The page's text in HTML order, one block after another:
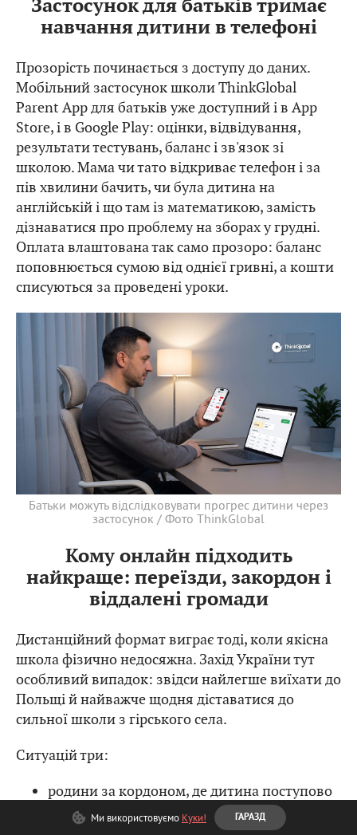
Застосунок для батьків тримає
навчання дитини в телефоні
Прозорість починається з доступу до даних.
Мобільний застосунок школи ThinkGlobal
Parent App для батьків уже доступний і в App
Store, і в Google Play: оцінки, відвідування,
результати тестувань, баланс і зв'язок зі
школою. Мама чи тато відкриває телефон і за
пів хвилини бачить, чи була дитина на
англійській і що там із математикою, замість
дізнаватися про проблему на зборах у грудні.
Оплата влаштована так само прозоро: баланс
поповнюється сумою від однієї гривні, а кошти
списуються за проведені уроки.
Батьки можуть відслідковувати прогрес дитини через
застосунок / Фото ThinkGlobal
Кому онлайн підходить
найкраще: переїзди, закордон і
віддалені громади
Дистанційний формат виграє тоді, коли якісна
школа фізично недосяжна. Захід України тут
особливий випадок: звідси найлегше виїхати до
Польщі й найважче щодня діставатися до
сильної школи з гірського села.
Ситуацій три:
родини за кордоном, де дитина поступово
втрачає українську програму.
віддаленість, адже в громадах Львівщини,
Ми використовуємо Куки! ГАРАЗД